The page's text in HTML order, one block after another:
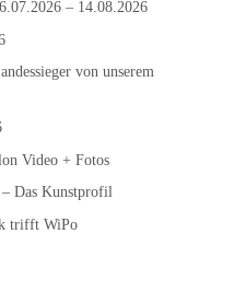
– 14.08.2026
von unserem
Video + Fotos
Das Kunstprofil
trifft WiPo